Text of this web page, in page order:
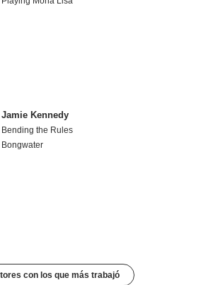
Jamie Kennedy
Bending the Rules
Bongwater
con los que más trabajó